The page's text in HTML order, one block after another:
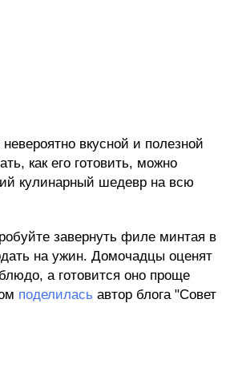
вкусной и полезной
как его готовить, можно
кулинарный шедевр на всю
завернуть филе минтая в
на ужин. Домочадцы оценят
а готовится оно проще
поделилась автор блога "Совет